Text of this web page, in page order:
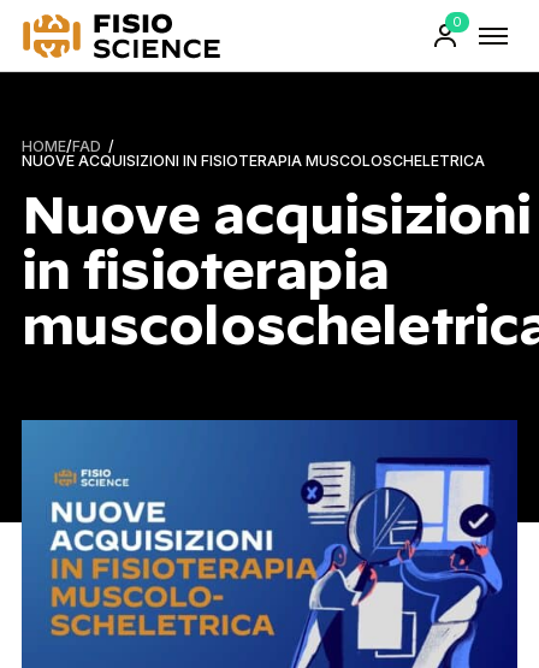
0
Prodotti
HOME/FAD /
NUOVE ACQUISIZIONI IN FISIOTERAPIA MUSCOLOSCHELETRICA
Nuove acquisizioni
in fisioterapia